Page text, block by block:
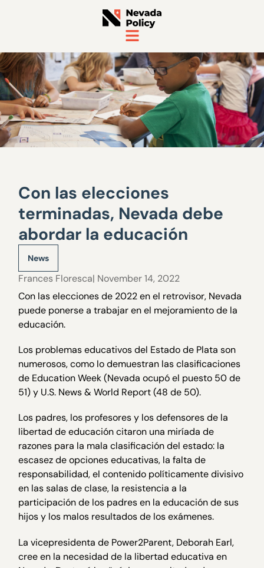
Con las elecciones
terminadas, Nevada debe
abordar la educación
News
Frances Floresca| November 14, 2022
Con las elecciones de 2022 en el retrovisor, Nevada
puede ponerse a trabajar en el mejoramiento de la
educación.
Los problemas educativos del Estado de Plata son
numerosos, como lo demuestran las clasificaciones
de Education Week (Nevada ocupó el puesto 50 de
51) y U.S. News & World Report (48 de 50).
Los padres, los profesores y los defensores de la
libertad de educación citaron una miríada de
razones para la mala clasificación del estado: la
escasez de opciones educativas, la falta de
responsabilidad, el contenido políticamente divisivo
en las salas de clase, la resistencia a la
participación de los padres en la educación de sus
hijos y los malos resultados de los exámenes.
La vicepresidenta de Power2Parent, Deborah Earl,
cree en la necesidad de la libertad educativa en